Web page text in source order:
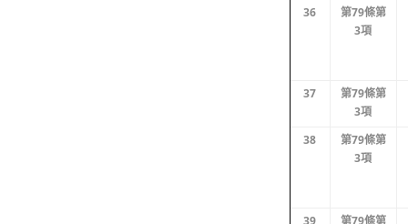
36
第79條第
3項
37
第79條第
3項
38
第79條第
3項
39 第79條第